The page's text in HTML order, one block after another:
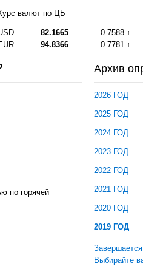
валют по ЦБ
82.1665
0.7588
94.8366 0.7781
по горячей
Архив
2026 ГОД
2025 ГОД
2024 ГОД
2023 ГОД
2022 ГОД
2021 ГОД
2020 ГОД
2019 ГОД
Выбирайте